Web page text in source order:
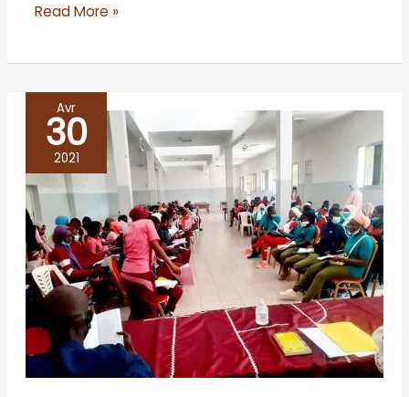
Read More »
Avr
30
2021
Viens,
t’emmène
lire
à
…
le
lancement